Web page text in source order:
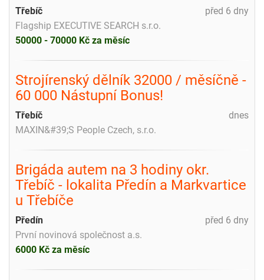
před 6 dny
Třebíč
Flagship EXECUTIVE SEARCH s.r.o.
50000 - 70000 Kč za měsíc
Strojírenský dělník 32000 / měsíčně -
60 000 Nástupní Bonus!
dnes
Třebíč
MAXIN&#39;S People Czech, s.r.o.
Brigáda autem na 3 hodiny okr.
Třebíč - lokalita Předín a Markvartice
u Třebíče
před 6 dny
Předín
První novinová společnost a.s.
6000 Kč za měsíc